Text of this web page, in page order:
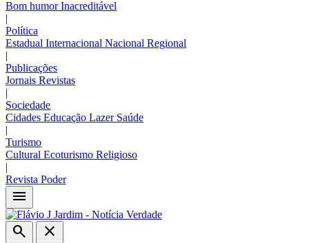
Bom humorInacreditável
|
Política
Estadual Internacional Nacional Regional
|
Publicações
Jornais Revistas
|
Sociedade
Cidades Educação Lazer Saúde
|
Turismo
Cultural Ecoturismo Religioso
|
Revista Poder
menu
search
close